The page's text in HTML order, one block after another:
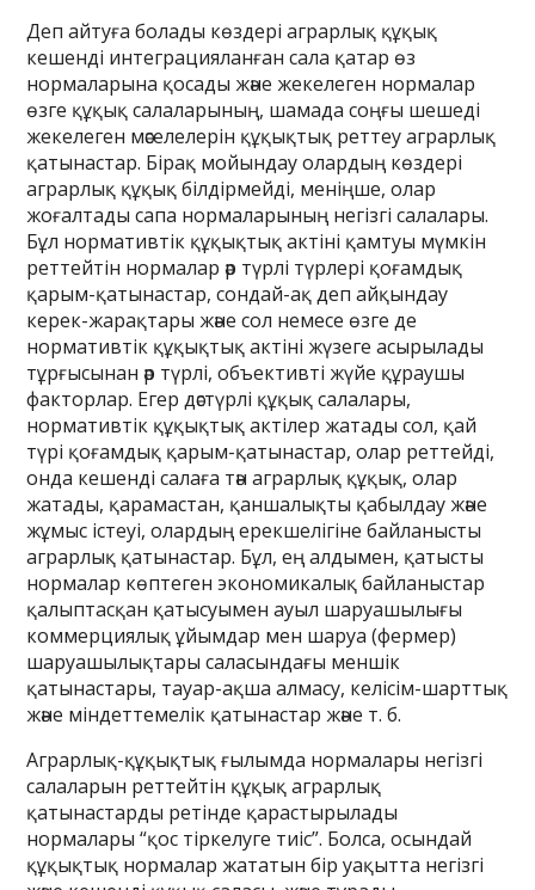
Деп айтуға болады көздері аграрлық құқық
кешенді интеграцияланған сала қатар өз
нормаларына қосады және жекелеген нормалар
өзге құқық салаларының, шамада соңғы шешеді
жекелеген мәселелерін құқықтық реттеу аграрлық
қатынастар. Бірақ мойындау олардың көздері
аграрлық құқық білдірмейді, меніңше, олар
жоғалтады сапа нормаларының негізгі салалары.
Бұл нормативтік құқықтық актіні қамтуы мүмкін
реттейтін нормалар әр түрлі түрлері қоғамдық
қарым-қатынастар, сондай-ақ деп айқындау
керек-жарақтары және сол немесе өзге де
нормативтік құқықтық актіні жүзеге асырылады
тұрғысынан әр түрлі, объективті жүйе құраушы
факторлар. Егер дәстүрлі құқық салалары,
нормативтік құқықтық актілер жатады сол, қай
түрі қоғамдық қарым-қатынастар, олар реттейді,
онда кешенді салаға тән аграрлық құқық, олар
жатады, қарамастан, қаншалықты қабылдау және
жұмыс істеуі, олардың ерекшелігіне байланысты
аграрлық қатынастар. Бұл, ең алдымен, қатысты
нормалар көптеген экономикалық байланыстар
қалыптасқан қатысуымен ауыл шаруашылығы
коммерциялық ұйымдар мен шаруа (фермер)
шаруашылықтары саласындағы меншік
қатынастары, тауар-ақша алмасу, келісім-шарттық
және міндеттемелік қатынастар және т. б.
Аграрлық-құқықтық ғылымда нормалары негізгі
салаларын реттейтін құқық аграрлық
қатынастарды ретінде қарастырылады
нормалары “қос тіркелуге тиіс”. Болса, осындай
құқықтық нормалар жататын бір уақытта негізгі